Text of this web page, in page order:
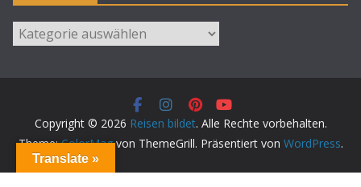
Categories
Copyright © 2026 Reisen bildet. Alle Rechte vorbehalten.
Theme:ColorMagvon ThemeGrill. Präsentiert von WordPress.
Translate »